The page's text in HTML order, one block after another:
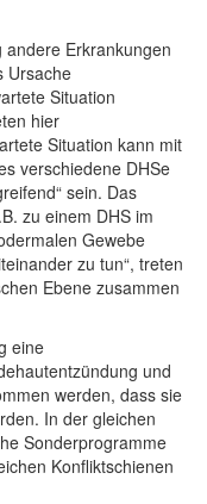
Erkrankungen
Ursache
Situation
hier
Situation kann mit
verschiedene DHSe
sein. Das
zu einem DHS im
Gewebe
zu tun“, treten
Ebene zusammen
eine
und
werden, dass sie
In der gleichen
Sonderprogramme
Konfliktschienen